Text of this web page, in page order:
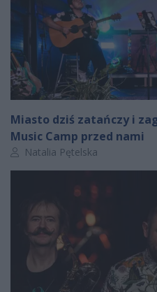
Miasto dziś zatańczy i
Music Camp przed nami
Autor artykułu:
Natalia Pętelska